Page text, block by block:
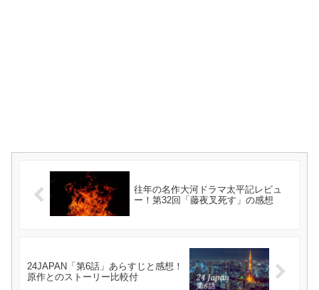
往年の名作大河ドラマ太平記レビュ
ー！第32回「藤夜叉死す」の感想
24JAPAN「第6話」あらすじと感想！
原作とのストーリー比較付